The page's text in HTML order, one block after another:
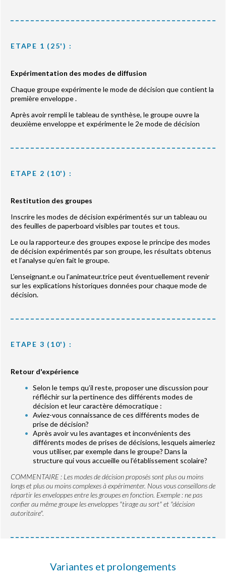
ETAPE 1 (25') :
Expérimentation des modes de diffusion
Chaque groupe expérimente le mode de décision que contient la
première enveloppe .
Après avoir rempli le tableau de synthèse, le groupe ouvre la
deuxième enveloppe et expérimente le 2e mode de décision
ETAPE 2 (10') :
Restitution des groupes
Inscrire les modes de décision expérimentés sur un tableau ou
des feuilles de paperboard visibles par toutes et tous.
Le ou la rapporteur.e des groupes expose le principe des modes
de décision expérimentés par son groupe, les résultats obtenus
et l’analyse qu’en fait le groupe.
L’enseignant.e ou l’animateur.trice peut éventuellement revenir
sur les explications historiques données pour chaque mode de
décision.
ETAPE 3 (10') :
Retour d'expérience
Selon le temps qu’il reste, proposer une discussion pour
réfléchir sur la pertinence des différents modes de
décision et leur caractère démocratique :
Aviez-vous connaissance de ces différents modes de
prise de décision?
Après avoir vu les avantages et inconvénients des
différents modes de prises de décisions, lesquels aimeriez
vous utiliser, par exemple dans le groupe? Dans la
structure qui vous accueille ou l’établissement scolaire?
COMMENTAIRE : Les modes de décision proposés sont plus ou moins
longs et plus ou moins complexes à expérimenter. Nous vous conseillons de
répartir les enveloppes entre les groupes en fonction. Exemple : ne pas
confier au même groupe les enveloppes "tirage au sort" et "décision
autoritaire".
Variantes et prolongements